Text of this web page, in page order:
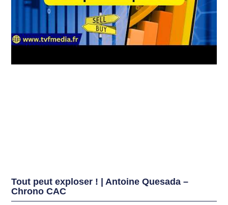
Tout peut exploser ! | Antoine Quesada –
Chrono CAC